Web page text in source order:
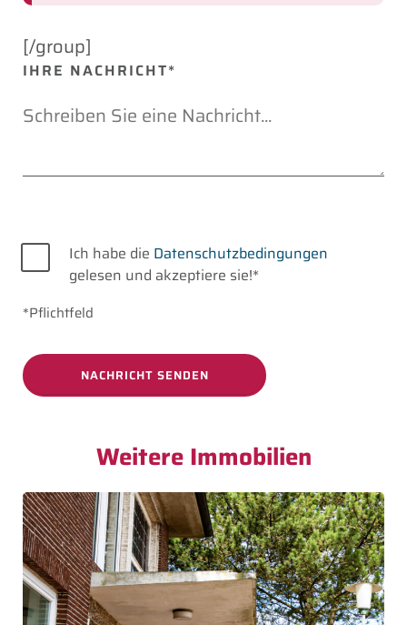
[/group]
IHRE NACHRICHT*
Datenschutz
Ich habe die Datenschutzbedingungen
gelesen und akzeptiere sie!*
*Pflichtfeld
Weitere Immobilien